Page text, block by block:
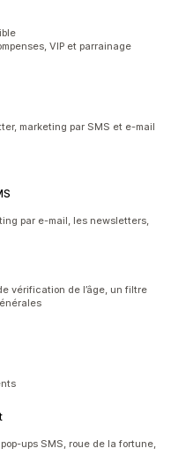
VIP et parrainage
marketing par SMS et e-mail
par e-mail, les newsletters,
vérification de l’âge, un filtre
ups SMS, roue de la fortune,